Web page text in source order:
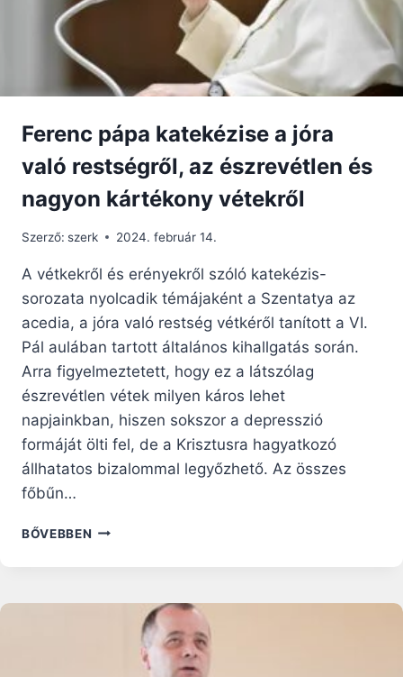
Ferenc pápa katekézise a jóra
való restségről, az észrevétlen és
nagyon kártékony vétekről
Szerző: szerk 2024. február 14.
A vétkekről és erényekről szóló katekézis-
sorozata nyolcadik témájaként a Szentatya az
acedia, a jóra való restség vétkéről tanított a VI.
Pál aulában tartott általános kihallgatás során.
Arra figyelmeztetett, hogy ez a látszólag
észrevétlen vétek milyen káros lehet
napjainkban, hiszen sokszor a depresszió
formáját ölti fel, de a Krisztusra hagyatkozó
állhatatos bizalommal legyőzhető. Az összes
főbűn…
BŐVEBBEN FERENC
JÓRA
RESTSÉGRŐL,